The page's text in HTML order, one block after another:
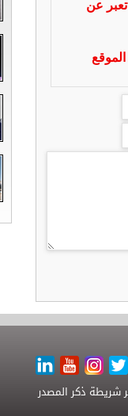
تعبر عن
شريطة ذكر المصدر